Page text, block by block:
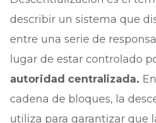
describir un sistema que
entre una serie de
lugar de estar controlado
autoridad centralizada.
cadena de bloques, la
utiliza para garantizar que